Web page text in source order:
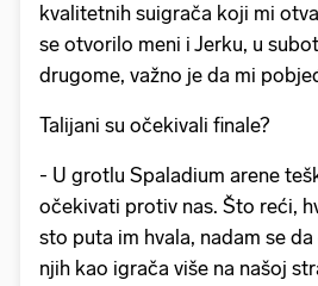
kvalitetnih suigrača koji mi
se otvorilo meni i Jerku, u
drugome, važno je da mi
Talijani su očekivali finale?
- U grotlu Spaladium arene
očekivati protiv nas. Što reći,
sto puta im hvala, nadam se
njih kao igrača više na našoj